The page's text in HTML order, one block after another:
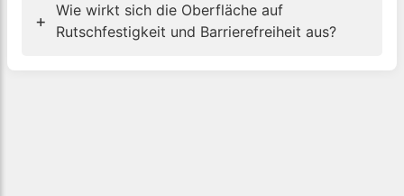
+
Wie wirkt sich die Oberfläche auf
Rutschfestigkeit und Barrierefreiheit aus?